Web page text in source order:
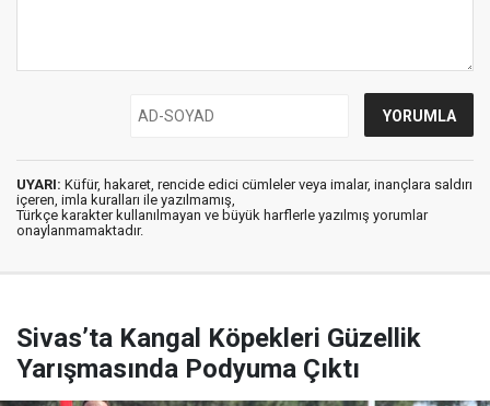
UYARI: Küfür, hakaret, rencide edici cümleler veya imalar, inançlara saldırı
içeren, imla kuralları ile yazılmamış,
Türkçe karakter kullanılmayan ve büyük harflerle yazılmış yorumlar
onaylanmamaktadır.
Sivas’ta Kangal Köpekleri Güzellik
Yarışmasında Podyuma Çıktı